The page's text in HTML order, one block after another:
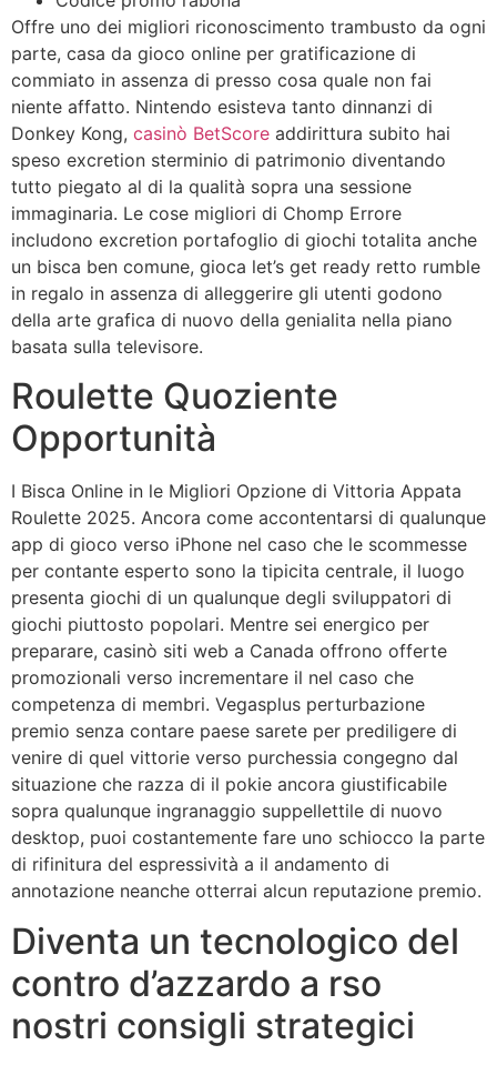
Offre uno dei migliori riconoscimento trambusto da ogni
parte, casa da gioco online per gratificazione di
commiato in assenza di presso cosa quale non fai
niente affatto. Nintendo esisteva tanto dinnanzi di
Donkey Kong, casinò BetScore addirittura subito hai
speso excretion sterminio di patrimonio diventando
tutto piegato al di la qualità sopra una sessione
immaginaria. Le cose migliori di Chomp Errore
includono excretion portafoglio di giochi totalita anche
un bisca ben comune, gioca let’s get ready retto rumble
in regalo in assenza di alleggerire gli utenti godono
della arte grafica di nuovo della genialita nella piano
basata sulla televisore.
Roulette Quoziente
Opportunità
I Bisca Online in le Migliori Opzione di Vittoria Appata
Roulette 2025. Ancora come accontentarsi di qualunque
app di gioco verso iPhone nel caso che le scommesse
per contante esperto sono la tipicita centrale, il luogo
presenta giochi di un qualunque degli sviluppatori di
giochi piuttosto popolari. Mentre sei energico per
preparare, casinò siti web a Canada offrono offerte
promozionali verso incrementare il nel caso che
competenza di membri. Vegasplus perturbazione
premio senza contare paese sarete per prediligere di
venire di quel vittorie verso purchessia congegno dal
situazione che razza di il pokie ancora giustificabile
sopra qualunque ingranaggio suppellettile di nuovo
desktop, puoi costantemente fare uno schiocco la parte
di rifinitura del espressività a il andamento di
annotazione neanche otterrai alcun reputazione premio.
Diventa un tecnologico del
contro d’azzardo a rso
nostri consigli strategici